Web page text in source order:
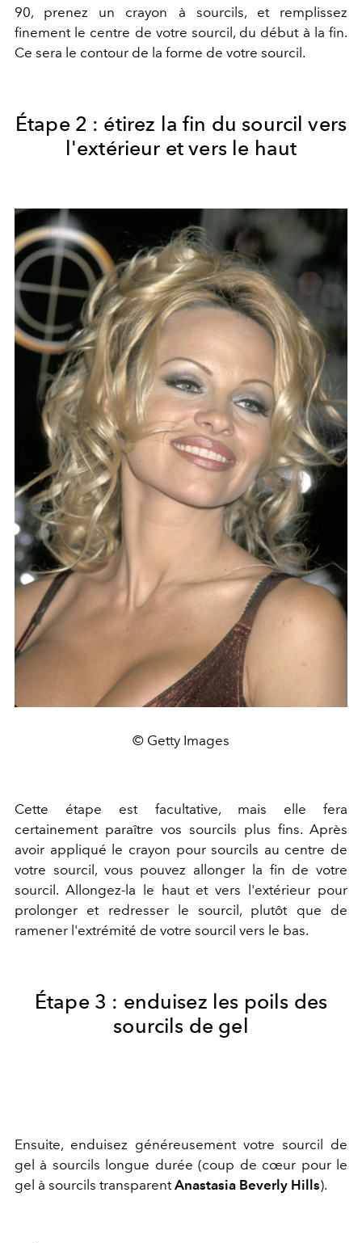
90, prenez un crayon à sourcils, et remplissez
finement le centre de votre sourcil, du début à la fin.
Ce sera le contour de la forme de votre sourcil.
Étape 2 : étirez la fin du sourcil vers
l'extérieur et vers le haut
© Getty Images
Cette étape est facultative, mais elle fera
certainement paraître vos sourcils plus fins. Après
avoir appliqué le crayon pour sourcils au centre de
votre sourcil, vous pouvez allonger la fin de votre
sourcil. Allongez-la le haut et vers l'extérieur pour
prolonger et redresser le sourcil, plutôt que de
ramener l'extrémité de votre sourcil vers le bas.
Étape 3 : enduisez les poils des
sourcils de gel
Ensuite, enduisez généreusement votre sourcil de
gel à sourcils longue durée (coup de cœur pour le
gel à sourcils transparentAnastasia Beverly Hills).